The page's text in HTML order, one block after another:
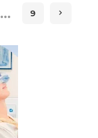
… 9